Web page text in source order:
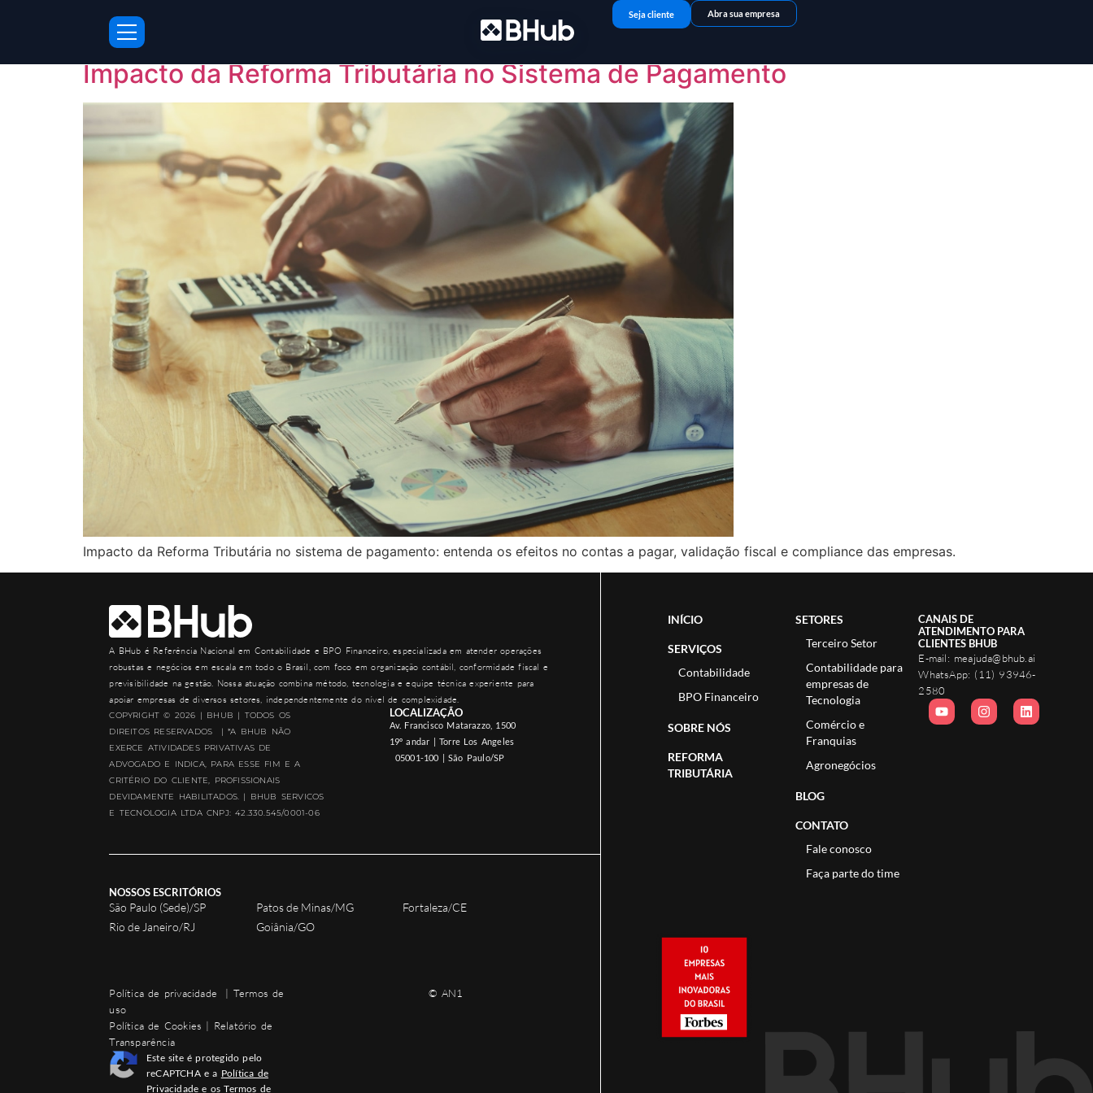
Seja cliente Abra sua empresa
Dia: 24 de dezembro de 2025
Impacto da Reforma Tributária no Sistema de Pagamento
Impacto da Reforma Tributária no sistema de pagamento: entenda os efeitos no contas a pagar, validação fiscal e compliance das empresas.
A BHub é Referência Nacional em Contabilidade e BPO Financeiro, especializada em atender operações
robustas e negócios em escala em todo o Brasil, com foco em organização contábil, conformidade fiscal e
previsibilidade na gestão. Nossa atuação combina método, tecnologia e equipe técnica experiente para
apoiar empresas de diversos setores, independentemente do nível de complexidade.
COPYRIGHT © 2026 | BHUB | TODOS OS
DIREITOS RESERVADOS | *A BHUB NÃO
EXERCE ATIVIDADES PRIVATIVAS DE
ADVOGADO E INDICA, PARA ESSE FIM E A
CRITÉRIO DO CLIENTE, PROFISSIONAIS
DEVIDAMENTE HABILITADOS. | BHUB SERVICOS
E TECNOLOGIA LTDA CNPJ: 42.330.545/0001-06
LOCALIZAÇÃO
Av. Francisco Matarazzo, 1500
19º andar | Torre Los Angeles
05001-100 | São Paulo/SP
NOSSOS ESCRITÓRIOS
São Paulo (Sede)/SP
Rio de Janeiro/RJ
Patos de Minas/MG
Goiânia/GO
Fortaleza/CE
Política de privacidade | Termos de
uso
Política de Cookies | Relatório de
Transparência
Este site é protegido pelo
reCAPTCHA e a Política de
Privacidade e os Termos de
© AN1
INÍCIO
SERVIÇOS
Contabilidade
BPO Financeiro
SOBRE NÓS
REFORMA
TRIBUTÁRIA
SETORES
Terceiro Setor
Contabilidade para
empresas de
Tecnologia
Comércio e
Franquias
Agronegócios
BLOG
CONTATO
Fale conosco
Faça parte do time
CANAIS DE
ATENDIMENTO PARA
CLIENTES BHUB
E-mail: meajuda@bhub.ai
WhatsApp: (11) 93946-
2580